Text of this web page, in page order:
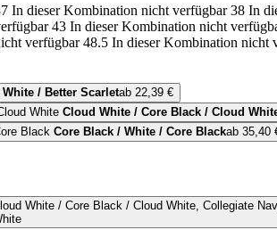
In dieser Kombination nicht verfügbar 38 In
43 In dieser Kombination nicht
verfügbar 48.5 In dieser Kombination nicht
/ Better Scarletab 22,39 €
Cloud White / Core Black / Cloud
Core Black / White / Core Blackab 35,40